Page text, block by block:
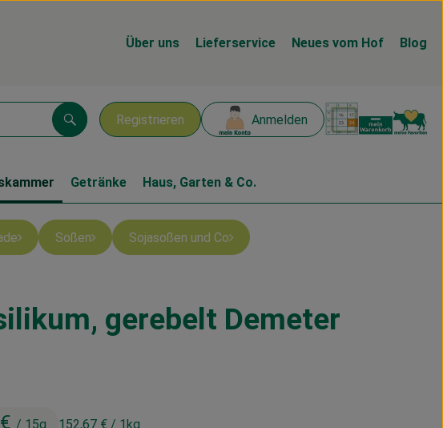
Über uns Lieferservice Neues vom Hof Blog
Registrieren Anmelden
Suchen
Getränke Haus, Garten & Co.
Soßen Sojasoßen und Co
gerebelt Demeter
/ 15g 152,67 € / 1kg
hinzufügen